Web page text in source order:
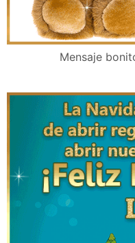
Mensaje